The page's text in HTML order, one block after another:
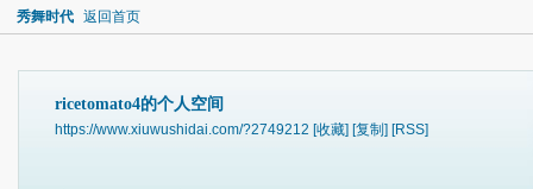
秀舞时代 返回首页
ricetomato4的个人空间
https://www.xiuwushidai.com/?2749212 [收藏] [复制] [RSS]